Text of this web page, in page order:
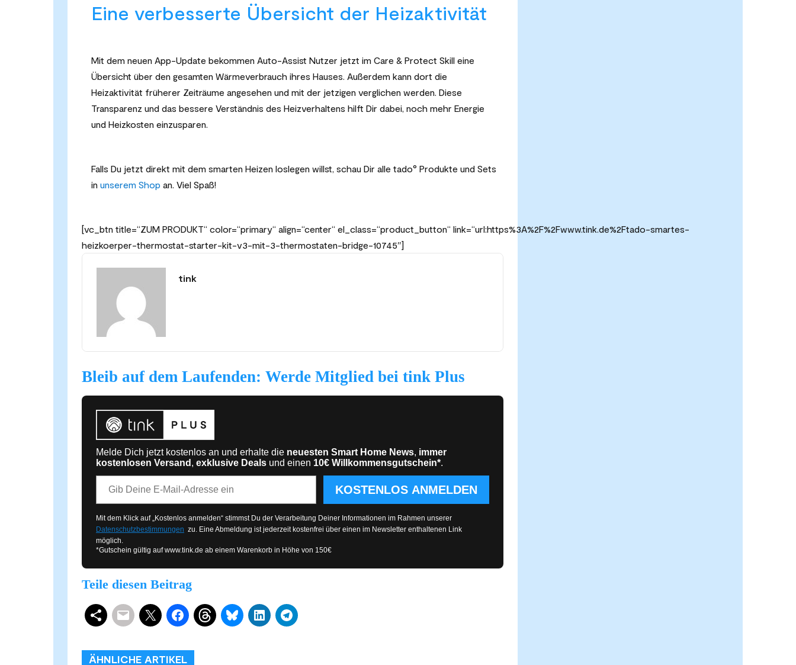
Eine verbesserte Übersicht der Heizaktivität
Mit dem neuen App-Update bekommen Auto-Assist Nutzer jetzt im Care & Protect Skill eine
Übersicht über den gesamten Wärmeverbrauch ihres Hauses. Außerdem kann dort die
Heizaktivität früherer Zeiträume angesehen und mit der jetzigen verglichen werden. Diese
Transparenz und das bessere Verständnis des Heizverhaltens hilft Dir dabei, noch mehr Energie
und Heizkosten einzusparen.
Falls Du jetzt direkt mit dem smarten Heizen loslegen willst, schau Dir alle tado° Produkte und Sets
in unserem Shop an. Viel Spaß!
[vc_btn title=“ZUM PRODUKT“ color=“primary“ align=“center“ el_class=“product_button“ link=“url:https%3A%2F%2Fwww.tink.de%2Ftado-smartes-
heizkoerper-thermostat-starter-kit-v3-mit-3-thermostaten-bridge-10745″]
tink
Bleib auf dem Laufenden: Werde Mitglied bei tink Plus
Melde Dich jetzt kostenlos an und erhalte die neuesten Smart Home News, immer
kostenlosen Versand , exklusive Deals und einen 10€ Willkommensgutschein*.
KOSTENLOS ANMELDEN
Mit dem Klick auf „Kostenlos anmelden“ stimmst Du der Verarbeitung Deiner Informationen im Rahmen unserer
Datenschutzbestimmungen zu. Eine Abmeldung ist jederzeit kostenfrei über einen im Newsletter enthaltenen Link
möglich.
*Gutschein gültig aufwww.tink.de ab einem Warenkorb in Höhe von 150€
Teile diesen Beitrag
ÄHNLICHE ARTIKEL